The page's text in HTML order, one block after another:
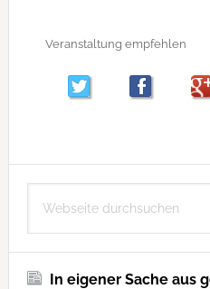
Veranstaltung empfehlen
Seitenspalte
durchsuchen
In eigener Sache aus